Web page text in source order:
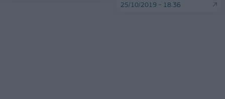
25/10/2019 - 18:36